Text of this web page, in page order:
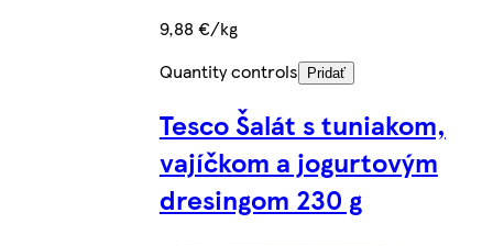
9,88 €/kg
Quantity controls
Pridať
Tesco Šalát s tuniakom,
vajíčkom a jogurtovým
dresingom 230 g